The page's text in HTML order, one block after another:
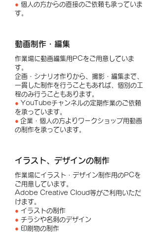
● 個人の方からの直接のご依頼も承っていま
す。
動画制作・編集
作業場に動画編集用PCをご用意していま
す。
企画・シナリオ作りから、撮影・編集まで、
一貫した制作を行うこともあれば、 個別の工
程のみ行うこともあります。
● YouTubeチャンネルの定期作業のご依頼
を承っています。
● 企業・個人の方よりワークショップ用動画
の制作を承っています。
イラスト、デザインの制作
作業場にイラスト・デザイン制作用のPCを
ご用意しています。
Adobe Creative Cloud等がご利用いただ
けます。
● イラストの制作
● チラシや名刺のデザイン
● 印刷物の制作